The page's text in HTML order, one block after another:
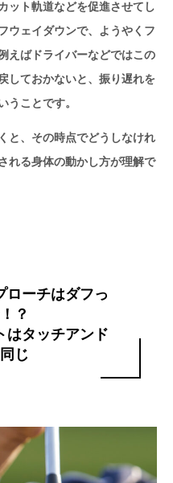
ット軌道などを促進させてし
ウェイダウンで、ようやくフ
えばドライバーなどではこの
しておかないと、振り遅れを
ことです。
と、その時点でどうしなけれ
れる身体の動かし方が理解で
ローチはダフっ
？
はタッチアンド
じ